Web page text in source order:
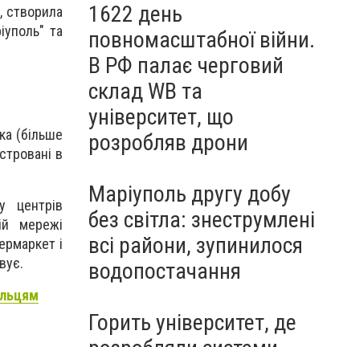
створила
та
(більше
в
центрів
мережі
і
1622 день
повномасштабної війни.
В РФ палає черговий
склад WB та
університет, що
розробляв дрони
Маріуполь другу добу
без світла: знеструмлені
всі райони, зупинилося
водопостачання
Горить університет, де